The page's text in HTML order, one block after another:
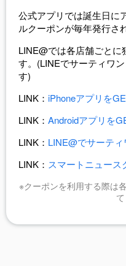
公式アプリでは誕生日に
ルクーポンが毎年発行さ
LINE@では各店舗ごとに
す。(LINEでサーティワ
す)
LINK： iPhoneアプリを
LINK： Androidアプリを
LINK： LINE@でサーテ
LINK： スマートニュース
※クーポンを利用する際は